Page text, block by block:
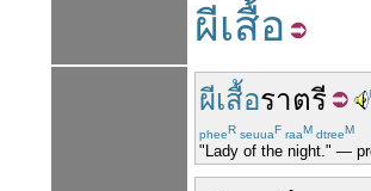
ผีเสื้อ
ผีเสื้อราตรี
pheeR seuuaF raaM dtreeM
"Lady of the night." —